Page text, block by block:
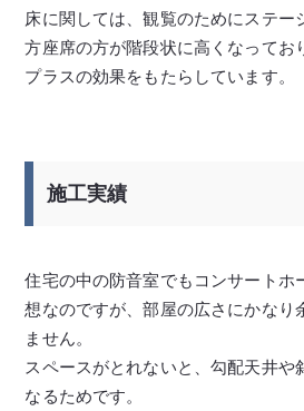
床に関しては、観覧のためにステー
方座席の方が階段状に高くなってお
プラスの効果をもたらしています。
施工実績
住宅の中の防音室でもコンサートホ
想なのですが、部屋の広さにかなり
ません。
スペースがとれないと、勾配天井や
なるためです。